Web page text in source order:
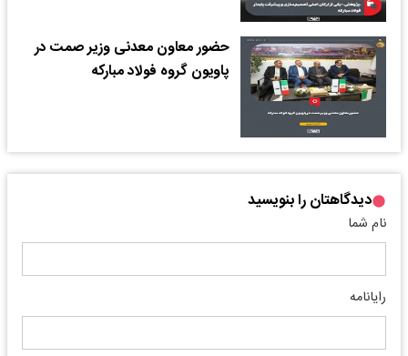
حضور معاون معدنی وزیر صمت در
پاویون گروه فولاد مبارکه
دیدگاهتان را بنویسید
نام شما
رایانامه